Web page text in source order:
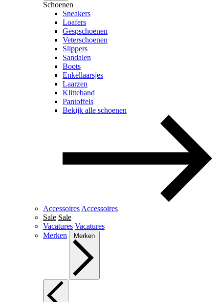
Schoenen
Sneakers
Loafers
Gespschoenen
Veterschoenen
Slippers
Sandalen
Boots
Enkellaarsjes
Laarzen
Klitteband
Pantoffels
Bekijk alle schoenen
Accessoires Accessoires
Sale Sale
Vacatures Vacatures
Merken
Merken